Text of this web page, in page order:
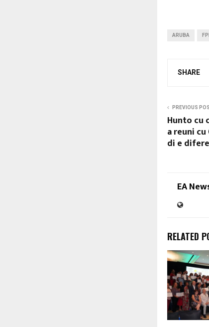
ARUBA
SHARE
PREVIOUS
Hunto cu
a reuni cu
di e
EA
RELATED